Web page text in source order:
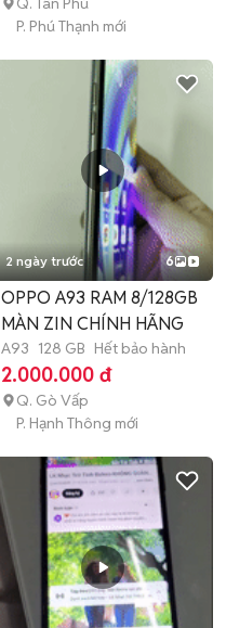
P. Phú Thạnh mới
2 ngày trước 6
OPPO A93 RAM 8/128GB
MÀN ZIN CHÍNH HÃNG
A93 128 GB Hết bảo hành
2.000.000 đ
Q. Gò Vấp
P. Hạnh Thông mới